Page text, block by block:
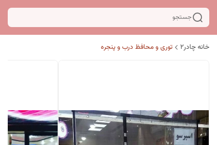
جستجو
خانه چادر۲ توری و محافظ درب و پنجره